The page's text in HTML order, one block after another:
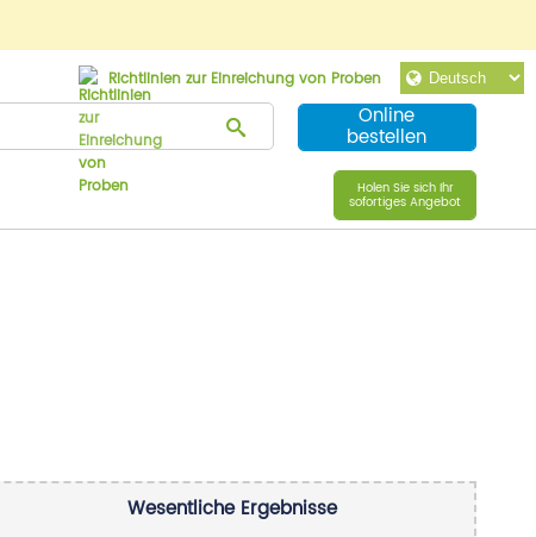
Richtlinien zur Einreichung von Proben
Online
bestellen
Holen Sie sich Ihr
sofortiges Angebot
Wesentliche Ergebnisse